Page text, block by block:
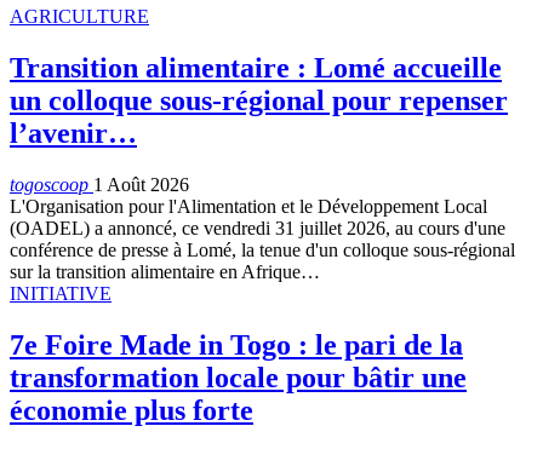
AGRICULTURE
Transition alimentaire : Lomé accueille
un colloque sous-régional pour repenser
l’avenir…
togoscoop 1 Août 2026
L'Organisation pour l'Alimentation et le Développement Local
(OADEL) a annoncé, ce vendredi 31 juillet 2026, au cours d'une
conférence de presse à Lomé, la tenue d'un colloque sous-régional
sur la transition alimentaire en Afrique…
INITIATIVE
7e Foire Made in Togo : le pari de la
transformation locale pour bâtir une
économie plus forte